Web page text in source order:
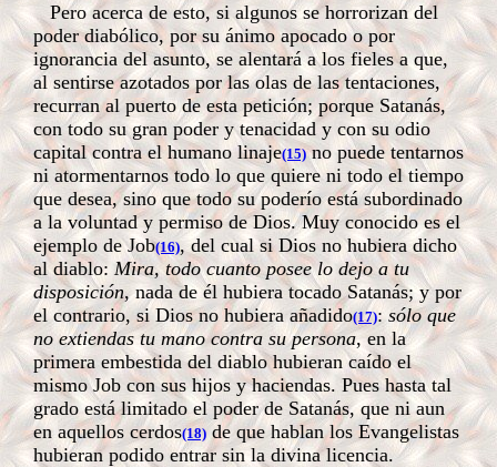
Pero acerca de esto, si algunos se horrorizan del
poder diabólico, por su ánimo apocado o por
ignorancia del asunto, se alentará a los fieles a que,
al sentirse azotados por las olas de las tentaciones,
recurran al puerto de esta petición; porque Satanás,
con todo su gran poder y tenacidad y con su odio
capital contra el humano linaje(15)no puede tentarnos
ni atormentarnos todo lo que quiere ni todo el tiempo
que desea, sino que todo su poderío está subordinado
a la voluntad y permiso de Dios. Muy conocido es el
ejemplo de Job(16), del cual si Dios no hubiera dicho
al diablo:Mira, todo cuanto posee lo dejo a tu
disposición, nada de él hubiera tocado Satanás; y por
el contrario, si Dios no hubiera añadido(17): sólo que
no extiendas tu mano contra su persona, en la
primera embestida del diablo hubieran caído el
mismo Job con sus hijos y haciendas. Pues hasta tal
grado está limitado el poder de Satanás, que ni aun
en aquellos cerdos(18) de que hablan los Evangelistas
hubieran podido entrar sin la divina licencia.